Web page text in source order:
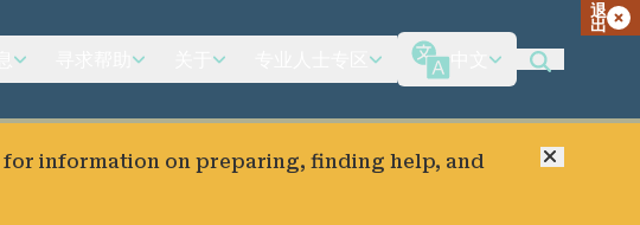
退
出
for information on preparing, finding help, and
关闭